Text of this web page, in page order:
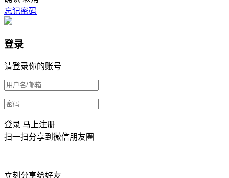
忘记密码
登录
请登录你的账号
登录 马上注册
扫一扫分享到微信朋友圈
立刻分享给好友